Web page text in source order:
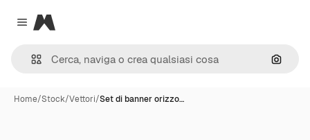
Close menu
Magnific
Cerca
Home/Stock/Vettori/Set di banner orizzo…